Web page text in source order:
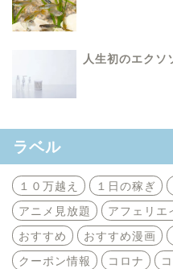
人生初のエクソ
ラベル
１０万越え １日の稼ぎ
アニメ見放題
アフェリエ
おすすめ
おすすめ漫画
クーポン情報
コロナ